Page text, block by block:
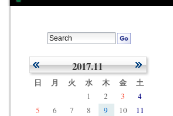
2017.11
日 月 火 水 木 金 土
1 2 3
4
5
6 7 8 9 10
11